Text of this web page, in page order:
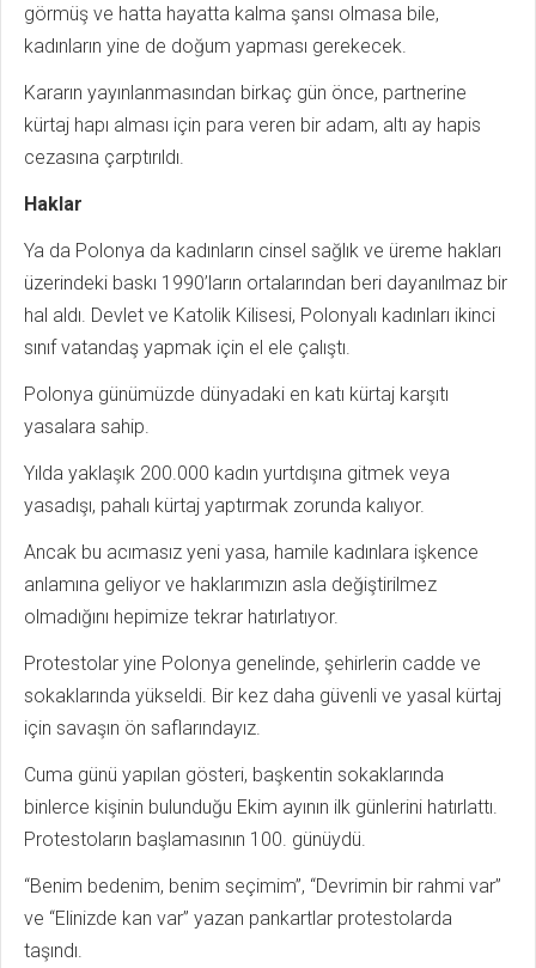
görmüş ve hatta hayatta kalma şansı olmasa bile,
kadınların yine de doğum yapması gerekecek.
Kararın yayınlanmasından birkaç gün önce, partnerine
kürtaj hapı alması için para veren bir adam, altı ay hapis
cezasına çarptırıldı.
Haklar
Ya da Polonya da kadınların cinsel sağlık ve üreme hakları
üzerindeki baskı 1990’ların ortalarından beri dayanılmaz bir
hal aldı. Devlet ve Katolik Kilisesi, Polonyalı kadınları ikinci
sınıf vatandaş yapmak için el ele çalıştı.
Polonya günümüzde dünyadaki en katı kürtaj karşıtı
yasalara sahip.
Yılda yaklaşık 200.000 kadın yurtdışına gitmek veya
yasadışı, pahalı kürtaj yaptırmak zorunda kalıyor.
Ancak bu acımasız yeni yasa, hamile kadınlara işkence
anlamına geliyor ve haklarımızın asla değiştirilmez
olmadığını hepimize tekrar hatırlatıyor.
Protestolar yine Polonya genelinde, şehirlerin cadde ve
sokaklarında yükseldi. Bir kez daha güvenli ve yasal kürtaj
için savaşın ön saflarındayız.
Cuma günü yapılan gösteri, başkentin sokaklarında
binlerce kişinin bulunduğu Ekim ayının ilk günlerini hatırlattı.
Protestoların başlamasının 100. günüydü.
“Benim bedenim, benim seçimim”, “Devrimin bir rahmi var”
ve “Elinizde kan var” yazan pankartlar protestolarda
taşındı.